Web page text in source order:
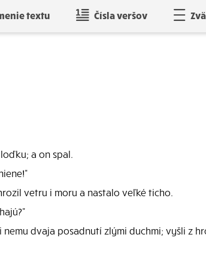
textu Čísla veršov
a on spal.
vetru i moru a nastalo veľké ticho.
dvaja posadnutí zlými duchmi; vyšli z